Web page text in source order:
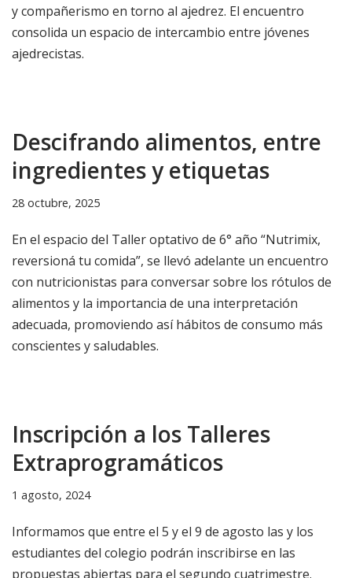
y compañerismo en torno al ajedrez. El encuentro
consolida un espacio de intercambio entre jóvenes
ajedrecistas.
Descifrando alimentos, entre
ingredientes y etiquetas
28 octubre, 2025
En el espacio del Taller optativo de 6° año “Nutrimix,
reversioná tu comida”, se llevó adelante un encuentro
con nutricionistas para conversar sobre los rótulos de
alimentos y la importancia de una interpretación
adecuada, promoviendo así hábitos de consumo más
conscientes y saludables.
Inscripción a los Talleres
Extraprogramáticos
1 agosto, 2024
Informamos que entre el 5 y el 9 de agosto las y los
estudiantes del colegio podrán inscribirse en las
propuestas abiertas para el segundo cuatrimestre.